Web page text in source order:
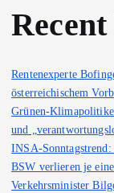
Recent
Rentenexperte
österreichischem
Grünen-
und
INSA-
BSW verlieren je
Verkehrsminister